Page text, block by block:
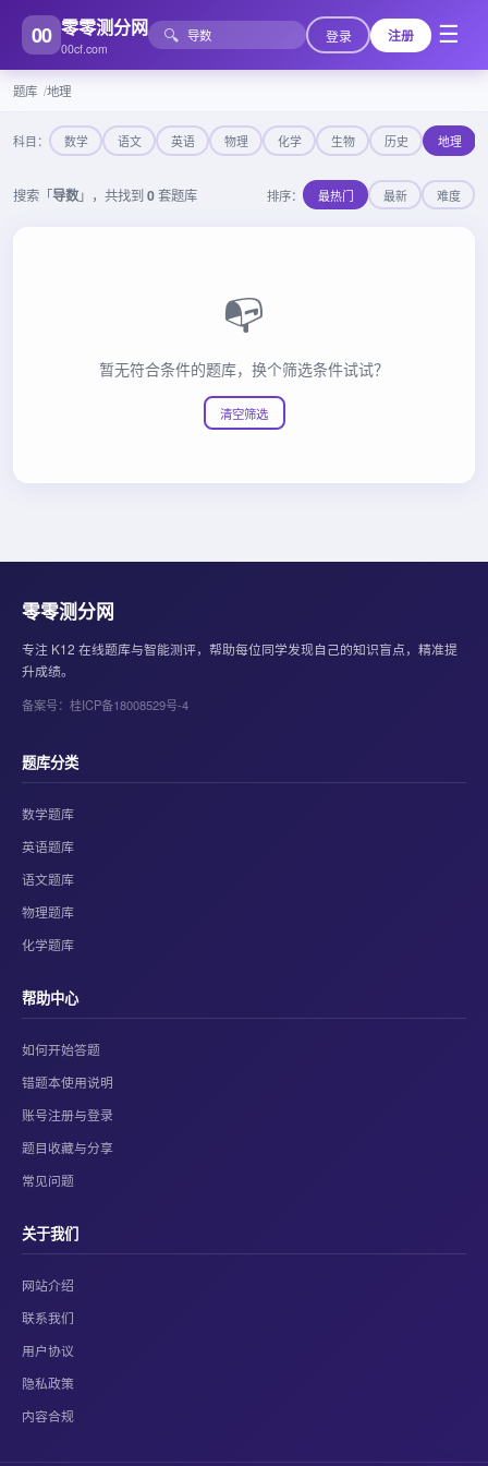
00 零零测分网
00cf.com
🔍 登录 注册 ☰
题库 地理
科目： 数学 语文 英语 物理 化学 生物 历史 地理
搜索「导数」，共找到0套题库 排序： 最热门 最新 难度
📭
暂无符合条件的题库，换个筛选条件试试？
清空筛选
零零测分网
专注 K12 在线题库与智能测评，帮助每位同学发现自己的知识盲点，精准提
升成绩。
备案号：桂ICP备18008529号-4
题库分类
数学题库
英语题库
语文题库
物理题库
化学题库
帮助中心
如何开始答题
错题本使用说明
账号注册与登录
题目收藏与分享
常见问题
关于我们
网站介绍
联系我们
用户协议
隐私政策
内容合规